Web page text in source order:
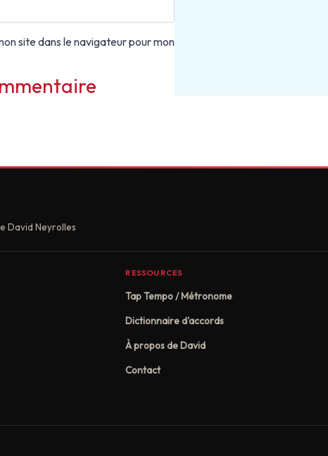
site dans le navigateur pour mon
David Neyrolles
RESSOURCES
Tap Tempo / Métronome
Dictionnaire d'accords
À propos de David
Contact